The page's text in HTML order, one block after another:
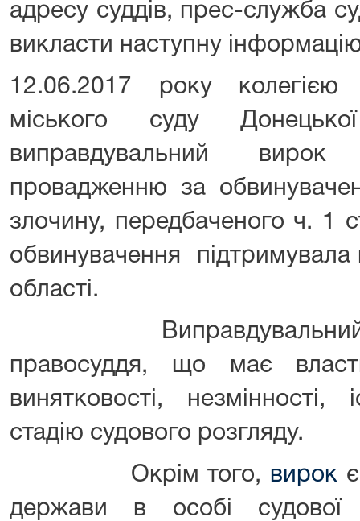
адресу суддів, прес-служба
викласти наступну
12.06.2017 року колегією
міського суду
виправдувальний
провадженню за
злочину, передбаченого ч. 1
обвинувачення підтримувала
області.
Виправдувальний
правосуддя, що має
винятковості, незмінності,
стадію судового розгляду.
Окрім того, вирок
держави в особі судової